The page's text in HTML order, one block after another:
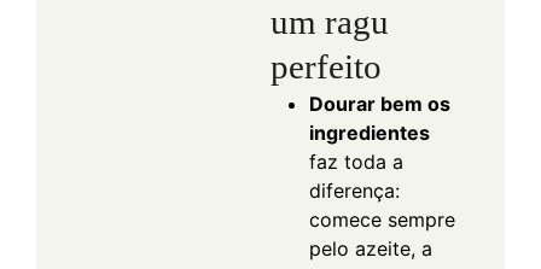
um ragu
perfeito
Dourar bem os
ingredientes
faz toda a
diferença:
comece sempre
pelo azeite, a